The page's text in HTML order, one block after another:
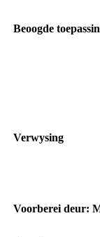
Beoogde
Verwysing
Voorberei deur: